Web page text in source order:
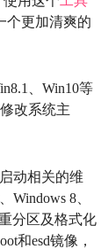
个更加清爽的
、Win10等
改系统主
启动相关的维
8、
分区及格式化
和esd镜像，